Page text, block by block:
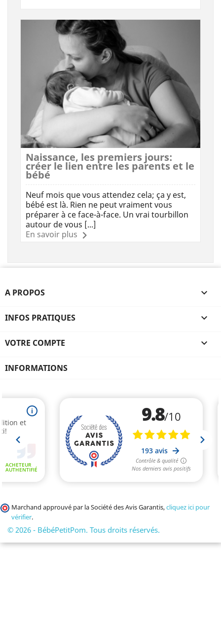
Naissance, les premiers jours:
créer le lien entre les parents et le
bébé
Neuf mois que vous attendez cela; ça y est,
bébé est là. Rien ne peut vraiment vous
préparer à ce face-à-face. Un vrai tourbillon
autour de vous [...]
En savoir plus
A PROPOS 
INFOS PRATIQUES 
VOTRE COMPTE 
INFORMATIONS
Marchand approuvé par la Société des Avis Garantis,cliquez ici pour
vérifier.
© 2026 - BébéPetitPom. Tous droits réservés.